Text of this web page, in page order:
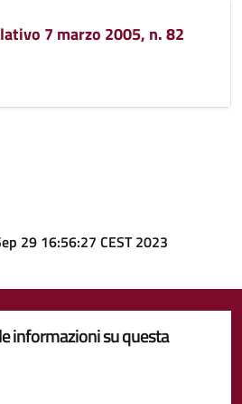
7 marzo 2005, n. 82
29 16:56:27 CEST 2023
informazioni su questa